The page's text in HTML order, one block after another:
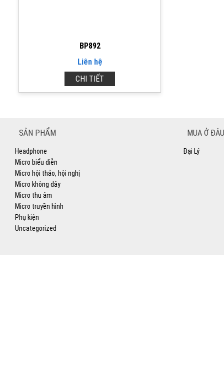
BP892
Liên hệ
CHI TIẾT
SẢN PHẨM
Headphone
Micro biểu diễn
Micro hội thảo, hội nghị
Micro không dây
Micro thu âm
Micro truyền hình
Phụ kiện
Uncategorized
MUA Ở
Đại Lý